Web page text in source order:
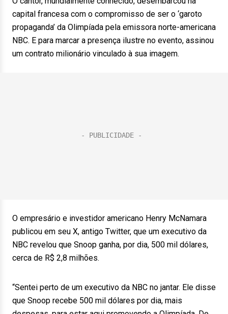
capital francesa com o compromisso de ser o ‘garoto
propaganda’ da Olimpíada pela emissora norte-americana
NBC. E para marcar a presença ilustre no evento, assinou
um contrato milionário vinculado à sua imagem.
O empresário e investidor americano Henry McNamara
publicou em seu X, antigo Twitter, que um executivo da
NBC revelou que Snoop ganha, por dia, 500 mil dólares,
cerca de R$ 2,8 milhões.
“Sentei perto de um executivo da NBC no jantar. Ele disse
que Snoop recebe 500 mil dólares por dia, mais